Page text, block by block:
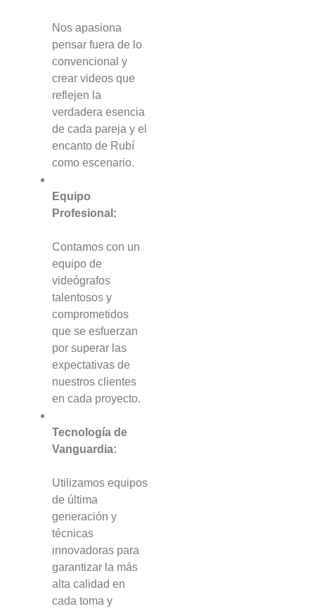
Nos apasiona
pensar fuera de lo
convencional y
crear videos que
reflejen la
verdadera esencia
de cada pareja y el
encanto de Rubí
como escenario.
Equipo
Profesional:
Contamos con un
equipo de
videógrafos
talentosos y
comprometidos
que se esfuerzan
por superar las
expectativas de
nuestros clientes
en cada proyecto.
Tecnología de
Vanguardia:
Utilizamos equipos
de última
generación y
técnicas
innovadoras para
garantizar la más
alta calidad en
cada toma y